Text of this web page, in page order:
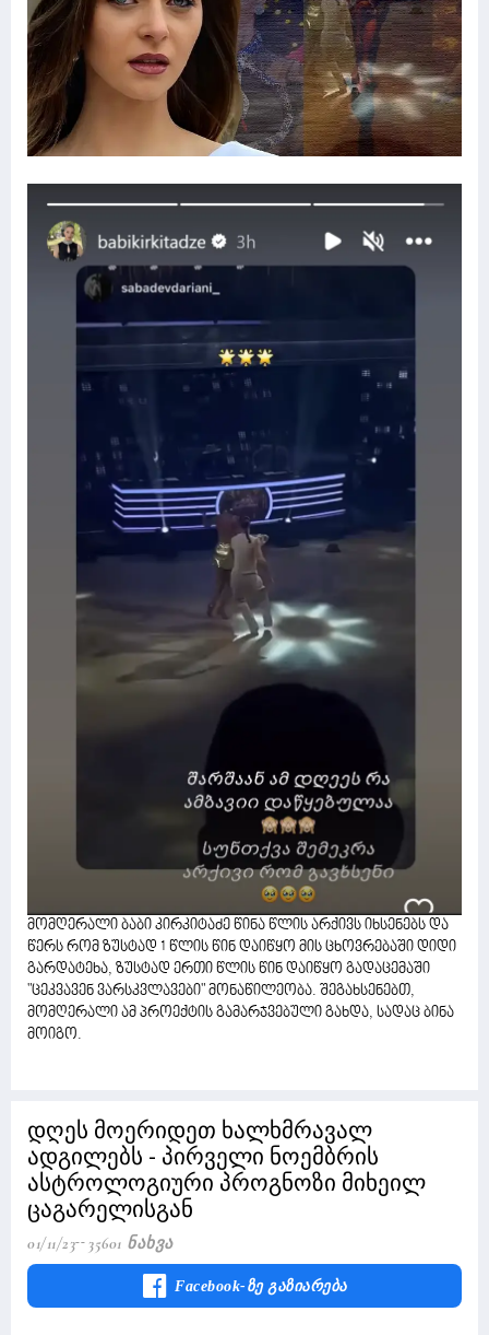
მომღერალი ბაბი კირკიტაძე წინა წლის არქივს იხსენებს და
წერს რომ ზუსტად 1 წლის წინ დაიწყო მის ცხოვრებაში დიდი
გარდატეხა, ზუსტად ერთი წლის წინ დაიწყო გადაცემაში
"ცეკვავენ ვარსკვლავები" მონაწილეობა. შეგახსენებთ,
მომღერალი ამ პროექტის გამარჯვებული გახდა, სადაც ბინა
მოიგო.
დღეს მოერიდეთ ხალხმრავალ
ადგილებს - პირველი ნოემბრის
ასტროლოგიური პროგნოზი მიხეილ
ცაგარელისგან
01/11/23 35601 Ნახვა
Facebook-Ზე Გაზიარება